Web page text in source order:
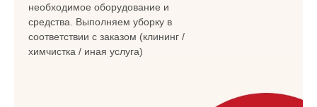
необходимое оборудование и
средства. Выполняем уборку в
соответствии с заказом (клининг /
химчистка / иная услуга)